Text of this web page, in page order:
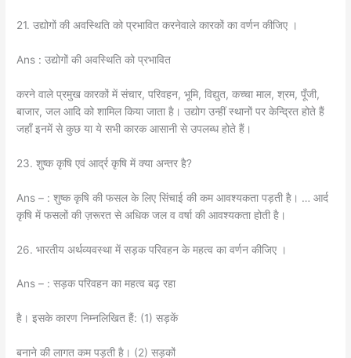
21. उद्योगों की अवस्थिति को प्रभावित करनेवाले कारकों का वर्णन कीजिए ।
Ans : उद्योगों की अवस्थिति को प्रभावित
करने वाले प्रमुख कारकों में संचार, परिवहन, भूमि, विद्युत, कच्चा माल, श्रम, पूँजी,
बाजार, जल आदि को शामिल किया जाता है। उद्योग उन्हीं स्थानों पर केन्द्रित होते हैं
जहाँ इनमें से कुछ या ये सभी कारक आसानी से उपलब्ध होते हैं।
23. शुष्क कृषि एवं आर्द्र कृषि में क्या अन्तर है?
Ans – : शुष्क कृषि की फसल के लिए सिंचाई की कम आवश्यकता पड़ती है। … आर्द
कृषि में फसलों की ज़रूरत से अधिक जल व वर्षा की आवश्यकता होती है।
26. भारतीय अर्थव्यवस्था में सड़क परिवहन के महत्व का वर्णन कीजिए ।
Ans – : सड़क परिवहन का महत्व बढ़ रहा
है। इसके कारण निम्नलिखित हैं: (1) सड़कें
बनाने की लागत कम पड़ती है। (2) सड़कों